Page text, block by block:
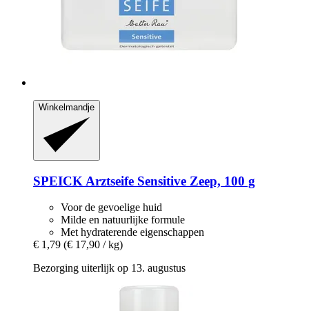
Winkelmandje
SPEICK Arztseife Sensitive Zeep, 100 g
Voor de gevoelige huid
Milde en natuurlijke formule
Met hydraterende eigenschappen
€ 1,79 (€ 17,90 / kg)
Bezorging uiterlijk op 13. augustus